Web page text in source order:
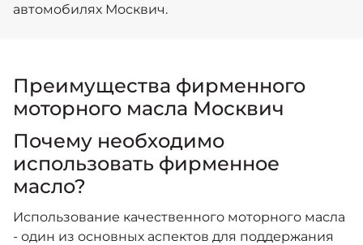
автомобилях Москвич.
Преимущества фирменного
моторного масла Москвич
Почему необходимо
использовать фирменное
масло?
Использование качественного моторного масла
- один из основных аспектов для поддержания